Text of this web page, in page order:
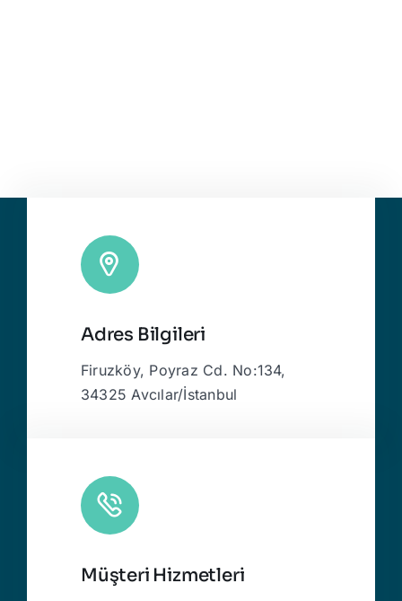
Adres Bilgileri
Firuzköy, Poyraz Cd. No:134,
34325 Avcılar/İstanbul
Müşteri Hizmetleri